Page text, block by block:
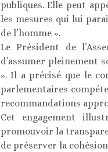
publiques. Elle peut
les mesures qui lui
de l’homme ».
Le Président de
d’assumer pleinement
». Il a précisé que le
parlementaires
recommandations
Cet engagement
promouvoir la
de préserver la